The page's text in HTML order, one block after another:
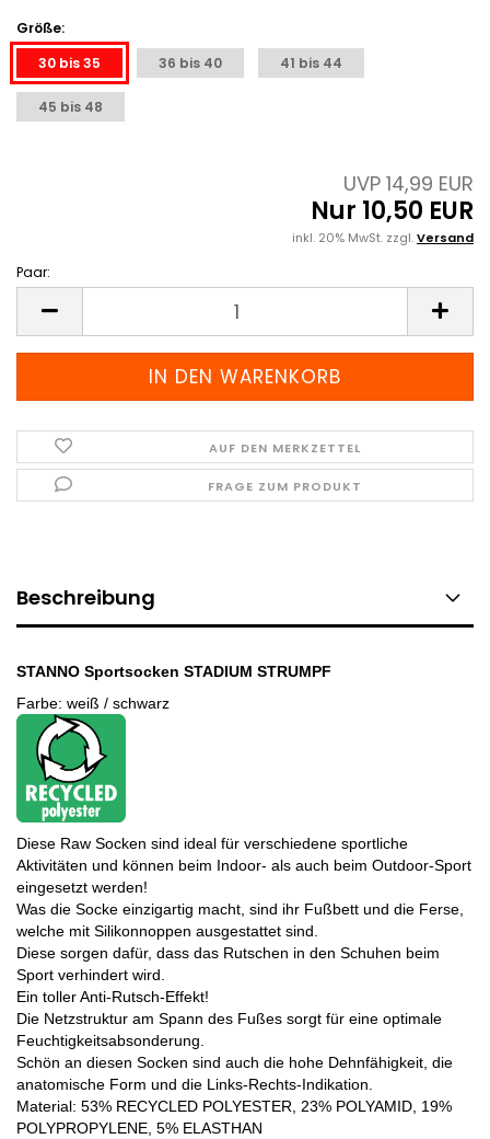
Größe:
30 bis 35
36 bis 40 41 bis 44
45 bis 48
UVP 14,99 EUR
Nur 10,50 EUR
inkl. 20% MwSt. zzgl.Versand
Paar:
AUF DEN MERKZETTEL
FRAGE ZUM PRODUKT
Beschreibung
STANNO Sportsocken STADIUM STRUMPF
Farbe: weiß / schwarz
Diese Raw Socken sind ideal für verschiedene sportliche
Aktivitäten und können beim Indoor- als auch beim Outdoor-Sport
eingesetzt werden!
Was die Socke einzigartig macht, sind ihr Fußbett und die Ferse,
welche mit Silikonnoppen ausgestattet sind.
Diese sorgen dafür, dass das Rutschen in den Schuhen beim
Sport verhindert wird.
Ein toller Anti-Rutsch-Effekt!
Die Netzstruktur am Spann des Fußes sorgt für eine optimale
Feuchtigkeitsabsonderung.
Schön an diesen Socken sind auch die hohe Dehnfähigkeit, die
anatomische Form und die Links-Rechts-Indikation.
Material: 53% RECYCLED POLYESTER, 23% POLYAMID, 19%
POLYPROPYLENE, 5% ELASTHAN